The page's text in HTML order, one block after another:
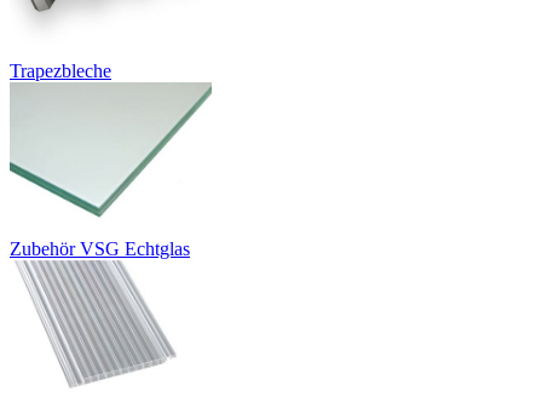
Trapezbleche
Zubehör VSG Echtglas